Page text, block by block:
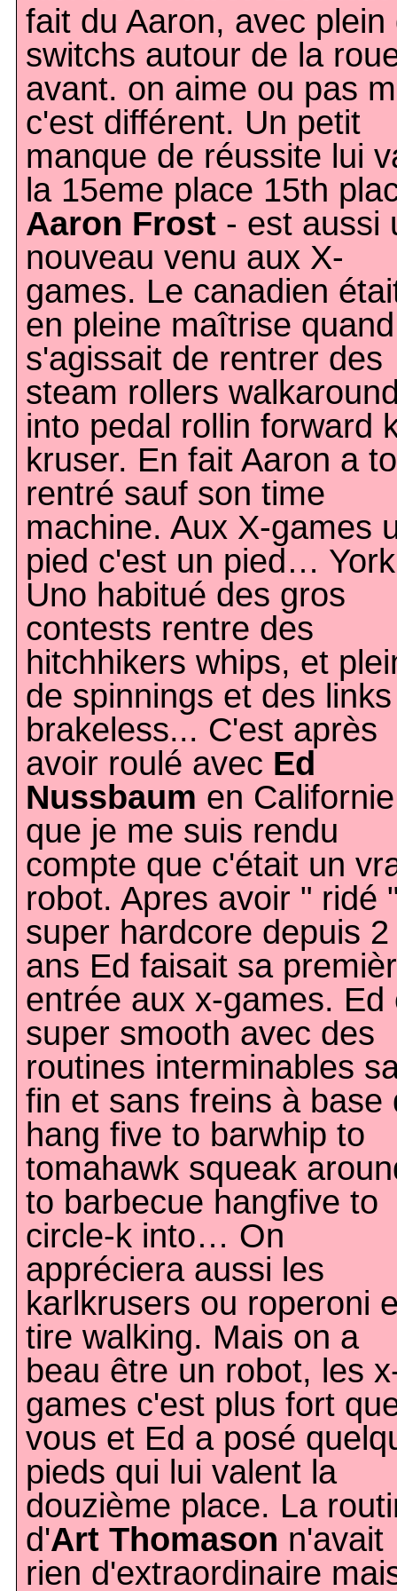
fait du Aaron, avec plein
switchs autour de la
avant. on aime ou pas
c'est différent. Un petit
manque de réussite lui
la 15eme place 15th
Aaron Frost - est aussi
nouveau venu aux X-
games. Le canadien
en pleine maîtrise
s'agissait de rentrer des
steam rollers
into pedal rollin forward
kruser. En fait Aaron a
rentré sauf son time
machine. Aux X-games
pied c'est un pied… York
Uno habitué des gros
contests rentre des
hitchhikers whips, et
de spinnings et des links
brakeless... C'est après
avoir roulé avec Ed
Nussbaum en Californie
que je me suis rendu
compte que c'était un
robot. Apres avoir " ridé
super hardcore depuis 2
ans Ed faisait sa
entrée aux x-games. Ed
super smooth avec des
routines interminables
fin et sans freins à base
hang five to barwhip to
tomahawk squeak
to barbecue hangfive to
circle-k into… On
appréciera aussi les
karlkrusers ou roperoni
tire walking. Mais on a
beau être un robot, les
games c'est plus fort
vous et Ed a posé
pieds qui lui valent la
douzième place. La
d'Art Thomason n'avait
rien d'extraordinaire